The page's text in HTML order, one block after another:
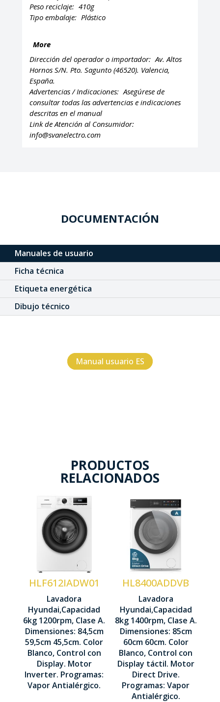
Peso reciclaje: 410g
Tipo embalaje: Plástico
More
Dirección del operador o importador: Av. Altos
Hornos S/N. Pto. Sagunto (46520). Valencia,
España.
Advertencias / Indicaciones: Asegúrese de
consultar todas las advertencias e indicaciones
descritas en el manual
Link de Atención al Consumidor:
info@svanelectro.com
DOCUMENTACIÓN
Manuales de usuario
Ficha técnica
Etiqueta energética
Dibujo técnico
Manual usuario ES
PRODUCTOS
RELACIONADOS
HLF612IADW01
Lavadora
Hyundai,Capacidad
6kg 1200rpm, Clase A.
Dimensiones: 84,5cm
59,5cm 45,5cm. Color
Blanco, Control con
Display. Motor
Inverter. Programas:
Vapor Antialérgico.
Capacidad
carga 6 kg
Centrifugado
1200 rpm
Inverter
Control
Display
LED
845 x 595 x
455 mm
HL8400ADDVB
Lavadora
Hyundai,Capacidad
8kg 1400rpm, Clase A.
Dimensiones: 85cm
60cm 60cm. Color
Blanco, Control con
Display táctil. Motor
Direct Drive.
Programas: Vapor
Antialérgico.
Capacidad
carga 8 kg
Centrifugado
1400 rpm
Motor
Direct
Drive
Control
Display
LED táctil
850 x 600 x
600 mm